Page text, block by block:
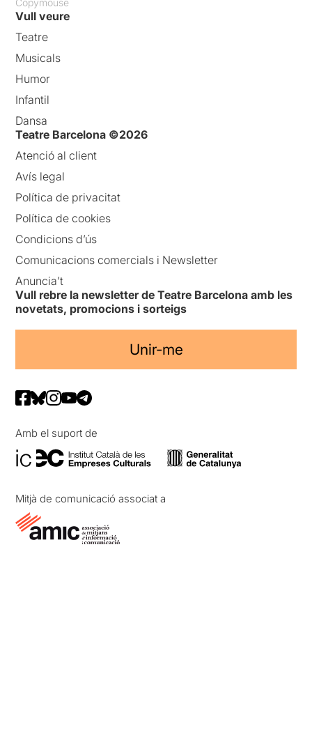
Copymouse
Vull veure
Teatre
Musicals
Humor
Infantil
Dansa
Teatre Barcelona ©2026
Atenció al client
Avís legal
Política de privacitat
Política de cookies
Condicions d’ús
Comunicacions comercials i Newsletter
Anuncia’t
Vull rebre la newsletter de Teatre Barcelona amb les
novetats, promocions i sorteigs
Unir-me
Amb el suport de
Mitjà de comunicació associat a